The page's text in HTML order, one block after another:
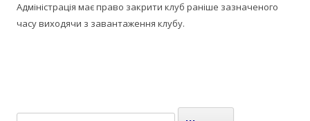
Адміністрація має право закрити клуб раніше зазначеного
часу виходячи з завантаження клубу.
Пошук: